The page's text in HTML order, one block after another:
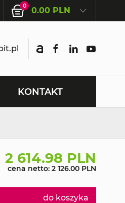
0 0.00 PLN
KONTAKT
2 614.98 PLN
cena netto: 2 126.00 PLN
do koszyka